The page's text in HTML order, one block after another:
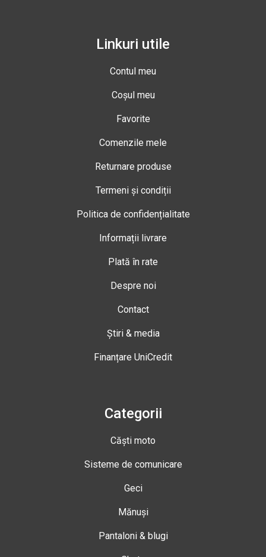
Linkuri utile
Contul meu
Coșul meu
Favorite
Comenzile mele
Returnare produse
Termeni și condiții
Politica de confidențialitate
Informații livrare
Plată în rate
Despre noi
Contact
Știri & media
Finanțare UniCredit
Categorii
Căști moto
Sisteme de comunicare
Geci
Mănuși
Pantaloni & blugi